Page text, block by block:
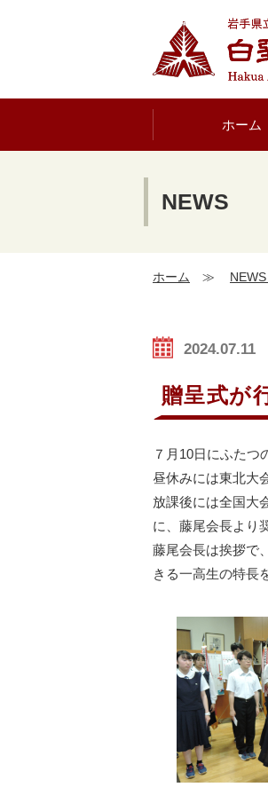
ホーム
NEWS
ホーム ≫
2024.07.11
贈呈式が
７月10日にふたつ
昼休みには東北大
放課後には全国大
に、藤尾会長より
藤尾会長は挨拶で
きる一高生の特長